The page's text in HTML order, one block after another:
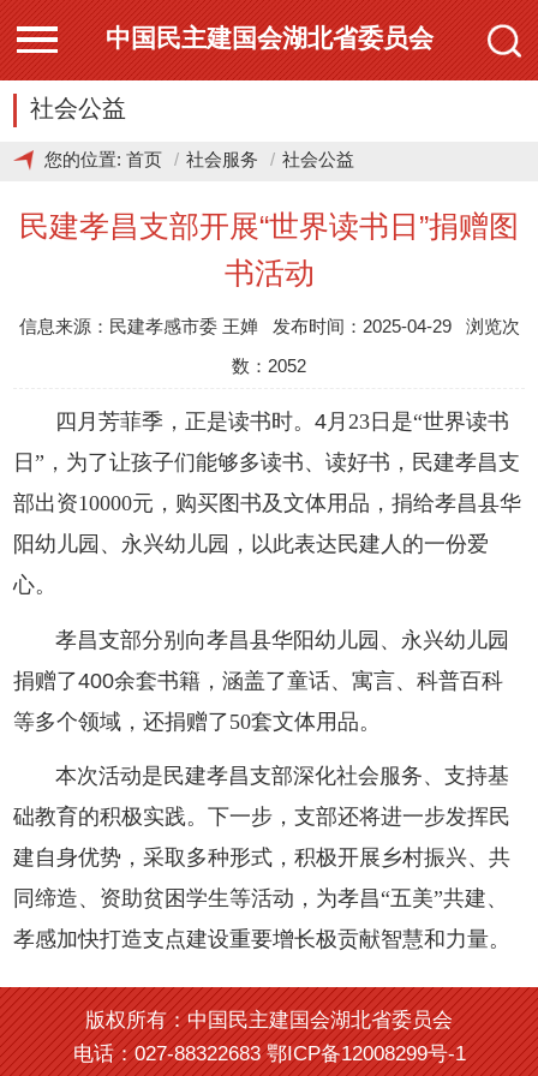
中国民主建国会湖北省委员会
社会公益
您的位置: 首页 社会服务 社会公益
民建孝昌支部开展“世界读书日”捐赠图
书活动
信息来源：民建孝感市委 王婵 发布时间：2025-04-29 浏览次
数：2052
四月芳菲季，正是读书时。4月23 日是“世界读书
日” ，为了让孩子们能够多读书、读好书，民建孝昌支
部出资10000元，购买图书及文体用品，捐给孝昌县华
阳幼儿园、永兴幼儿园，以此表达民建人的一份爱
心。
孝昌支部分别向孝昌县华阳幼儿园、永兴幼儿园
捐赠了400余套书籍，涵盖了童话、寓言、科普百科
等多个领域，还捐赠了50套文体用品。
本次活动是民建孝昌支部深化社会服务、支持基
础教育的积极实践。下一步，支部还将进一步发挥民
建自身优势，采取多种形式，积极开展乡村振兴、共
同缔造、资助贫困学生等活动，为孝昌“五美”共建、
孝感加快打造支点建设重要增长极贡献智慧和力量。
版权所有：中国民主建国会湖北省委员会
电话：027-88322683 鄂ICP备12008299号-1